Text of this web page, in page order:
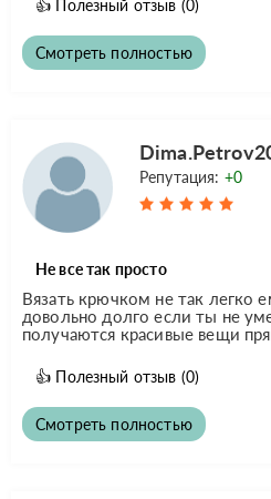
👍 Полезный отзыв (0)
Смотреть полностью
Репутация: +0
Не все так просто
Вязать крючком не так легко
довольно долго если ты не
получаются красивые вещи
👍 Полезный отзыв (0)
Смотреть полностью